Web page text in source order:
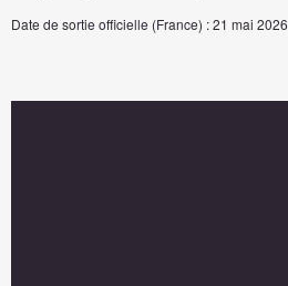
Date de sortie officielle (France) : 21 mai 2026